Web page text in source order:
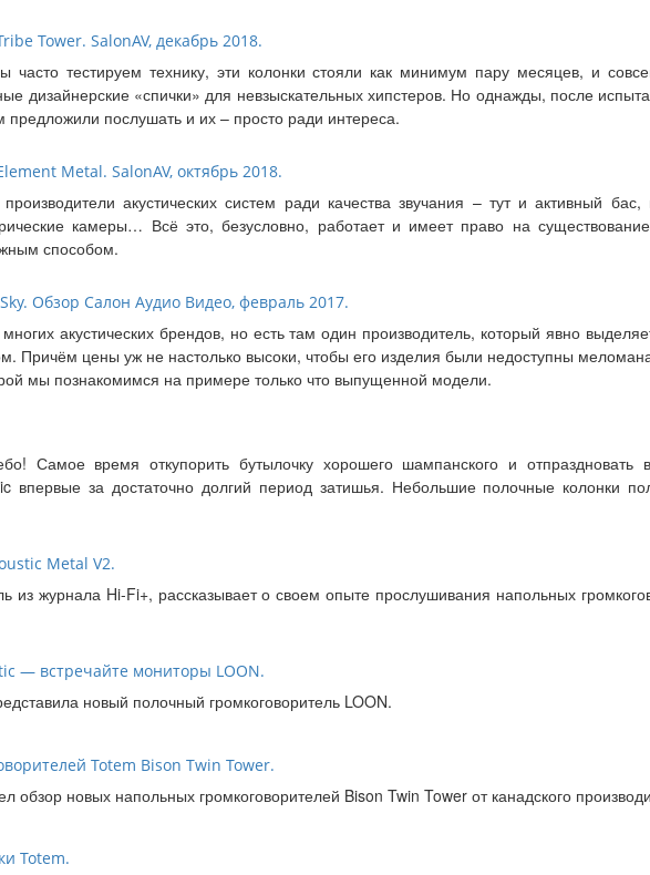
Tower. SalonAV, декабрь 2018.
часто тестируем технику, эти колонки стояли как минимум пару месяцев, и
дизайнерские «спички» для невзыскательных хипстеров. Но однажды, после
послушать и их – просто ради интереса.
Metal. SalonAV, октябрь 2018.
акустических систем ради качества звучания – тут и активный
камеры… Всё это, безусловно, работает и имеет право на
способом.
Обзор Салон Аудио Видео, февраль 2017.
акустических брендов, но есть там один производитель, который явно
Причём цены уж не настолько высоки, чтобы его изделия были недоступны
мы познакомимся на примере только что выпущенной модели.
Самое время откупорить бутылочку хорошего шампанского и отпраздновать
впервые за достаточно долгий период затишья. Небольшие полочные колонки
Metal V2.
из журнала Hi-Fi+, рассказывает о своем опыте прослушивания напольных
— встречайте мониторы LOON.
новый полочный громкоговоритель LOON.
Totem Bison Twin Tower.
новых напольных громкоговорителей Bison Twin Tower от канадского
Totem.